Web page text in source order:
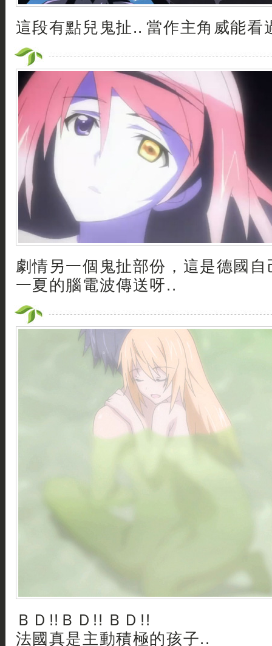
這段有點兒鬼扯.. 當作主角威能看
劇情另一個鬼扯部份，這是德國
一夏的腦電波傳送呀..
ＢＤ!!ＢＤ!! ＢＤ!!
法國真是主動積極的孩子..